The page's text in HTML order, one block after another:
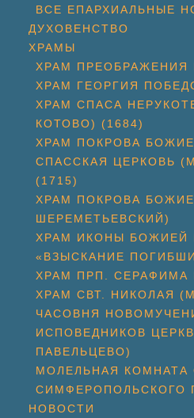
ВСЕ ЕПАРХИАЛЬНЫЕ
ДУХОВЕНСТВО
ХРАМЫ
ХРАМ ПРЕОБРАЖЕНИЯ
ХРАМ ГЕОРГИЯ
ХРАМ СПАСА
КОТОВО) (1684)
ХРАМ ПОКРОВА
СПАССКАЯ ЦЕРКОВЬ
(1715)
ХРАМ ПОКРОВА
ШЕРЕМЕТЬЕВСКИЙ)
ХРАМ ИКОНЫ БОЖИЕЙ
«ВЗЫСКАНИЕ
ХРАМ ПРП. СЕРАФИМА
ХРАМ СВТ. НИКОЛАЯ
ЧАСОВНЯ
ИСПОВЕДНИКОВ
ПАВЕЛЬЦЕВО)
МОЛЕЛЬНАЯ КОМНАТА
СИМФЕРОПОЛЬСКОГО
НОВОСТИ